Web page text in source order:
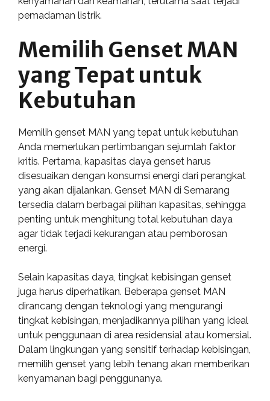
pemadaman listrik.
Memilih Genset MAN
yang Tepat untuk
Kebutuhan
Memilih genset MAN yang tepat untuk kebutuhan
Anda memerlukan pertimbangan sejumlah faktor
kritis. Pertama, kapasitas daya genset harus
disesuaikan dengan konsumsi energi dari perangkat
yang akan dijalankan. Genset MAN di Semarang
tersedia dalam berbagai pilihan kapasitas, sehingga
penting untuk menghitung total kebutuhan daya
agar tidak terjadi kekurangan atau pemborosan
energi.
Selain kapasitas daya, tingkat kebisingan genset
juga harus diperhatikan. Beberapa genset MAN
dirancang dengan teknologi yang mengurangi
tingkat kebisingan, menjadikannya pilihan yang ideal
untuk penggunaan di area residensial atau komersial.
Dalam lingkungan yang sensitif terhadap kebisingan,
memilih genset yang lebih tenang akan memberikan
kenyamanan bagi penggunanya.